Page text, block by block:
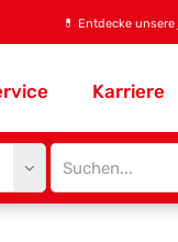
💊 Entdecke unsere
Karriere
Site
search